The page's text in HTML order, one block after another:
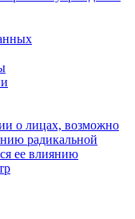
о лицах, возможно
радикальной
ее влиянию